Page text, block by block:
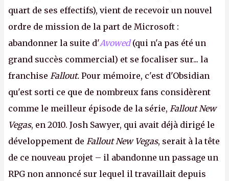
quart de ses effectifs), vient de recevoir un nouvel
ordre de mission de la part de Microsoft :
abandonner la suite d'Avowed(qui n'a pas été un
grand succès commercial) et se focaliser sur... la
franchise Fallout. Pour mémoire, c'est d'Obsidian
qu'est sorti ce que de nombreux fans considèrent
comme le meilleur épisode de la série, Fallout New
Vegas, en 2010. Josh Sawyer, qui avait déjà dirigé le
développement de Fallout New Vegas, serait à la tête
de ce nouveau projet – il abandonne un passage un
RPG non annoncé sur lequel il travaillait depuis